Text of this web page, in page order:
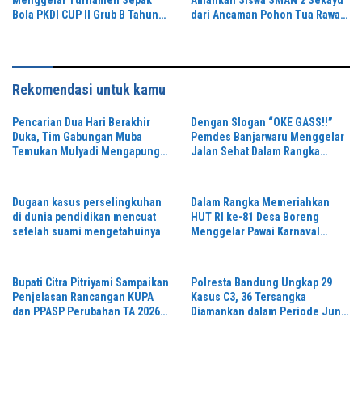
Bola PKDI CUP II Grub B Tahun
dari Ancaman Pohon Tua Rawan
Rekomendasi untuk kamu
Pencarian Dua Hari Berakhir
Duka, Tim Gabungan Muba
Temukan Mulyadi Mengapung
Dengan Slogan “OKE GASS!!”
Pemdes Banjarwaru Menggelar
Jalan Sehat Dalam Rangka
Dugaan kasus perselingkuhan
di dunia pendidikan mencuat
setelah suami mengetahuinya
Dalam Rangka Memeriahkan
HUT RI ke-81 Desa Boreng
Menggelar Pawai Karnaval
Bupati Citra Pitriyami Sampaikan
Penjelasan Rancangan KUPA
dan PPASP Perubahan TA 2026
Polresta Bandung Ungkap 29
Kasus C3, 36 Tersangka
Diamankan dalam Periode Juni-